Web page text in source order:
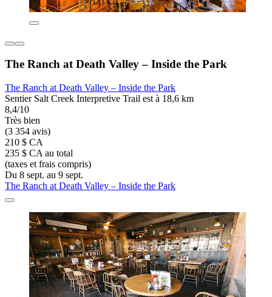
The Ranch at Death Valley – Inside the Park
The Ranch at Death Valley – Inside the Park
Sentier Salt Creek Interpretive Trail est à 18,6 km
8,4/10
Très bien
(3 354 avis)
210 $ CA
235 $ CA au total
(taxes et frais compris)
Du 8 sept. au 9 sept.
The Ranch at Death Valley – Inside the Park